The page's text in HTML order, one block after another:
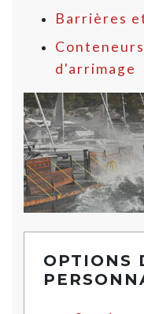
Barrières
d'arrimage
OPTIONS